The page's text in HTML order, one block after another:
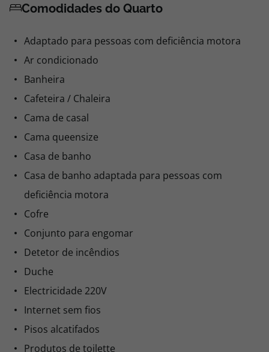
Comodidades do Quarto
Adaptado para pessoas com deficiência motora
Ar condicionado
Banheira
Cafeteira / Chaleira
Cama de casal
Cama queensize
Casa de banho
Casa de banho adaptada para pessoas com
deficiência motora
Cofre
Conjunto para engomar
Detetor de incêndios
Duche
Electricidade 220V
Internet sem fios
Pisos alcatifados
Produtos de toilette